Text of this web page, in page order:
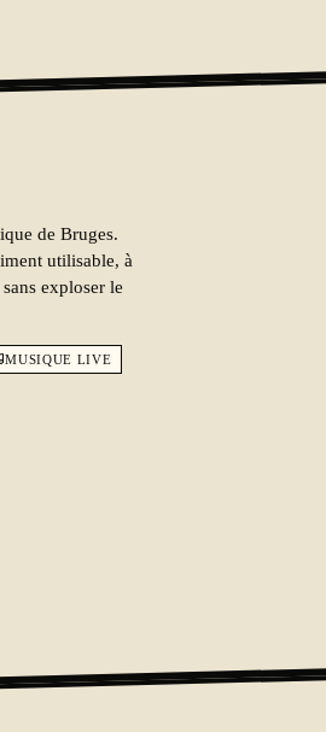
de Bruges.
utilisable, à
exploser le
MUSIQUE LIVE